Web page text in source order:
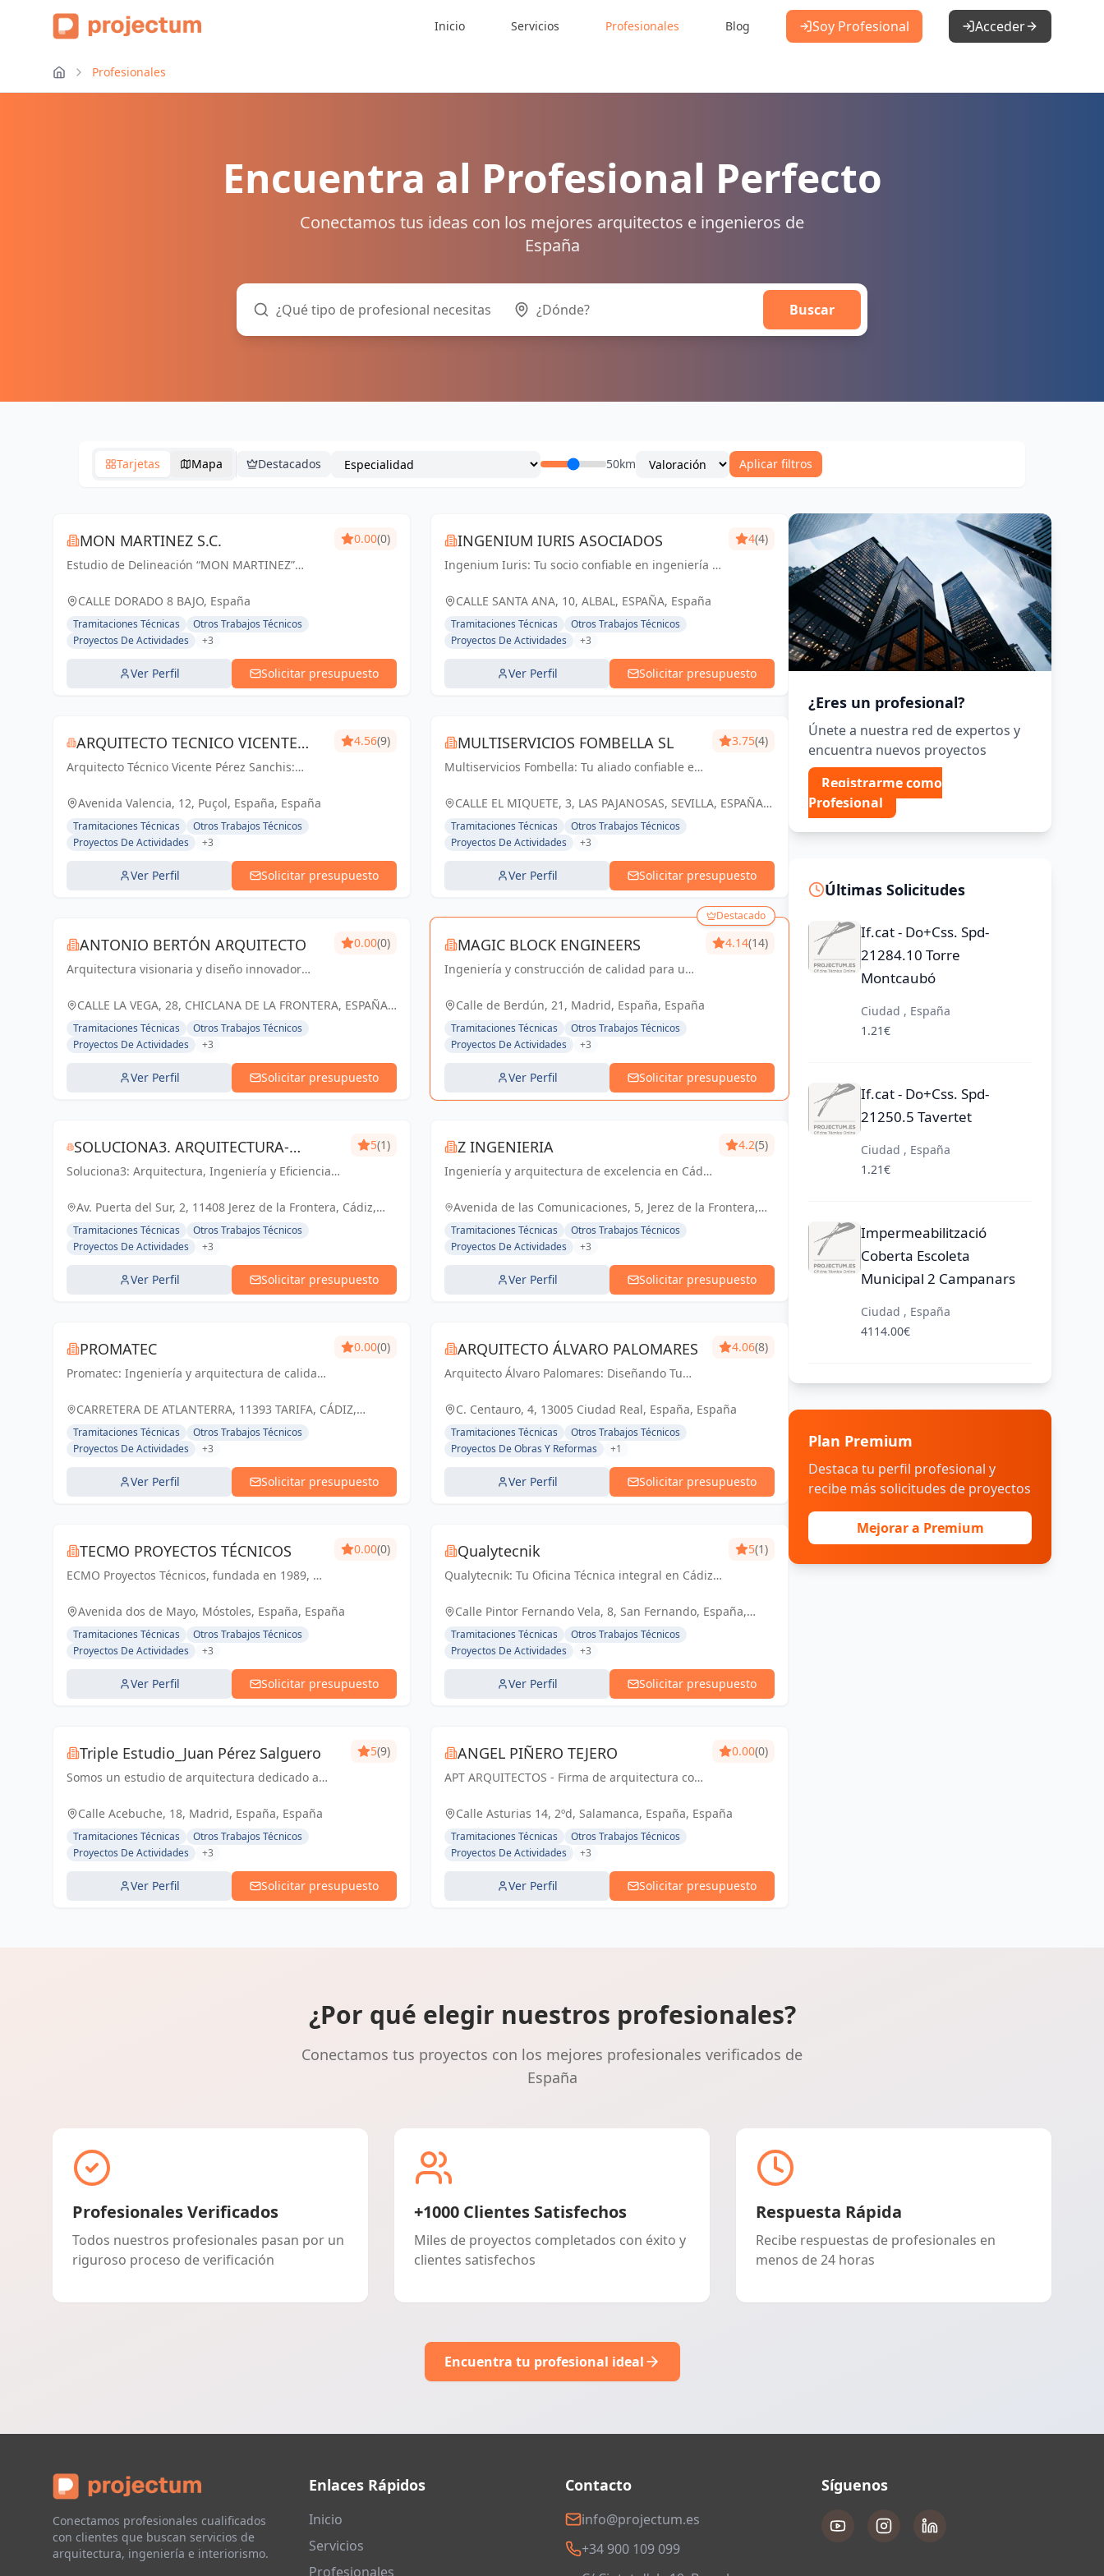
Inicio Servicios Profesionales Blog Soy Profesional Acceder
Profesionales
Encuentra al Profesional Perfecto
Conectamos tus ideas con los mejores arquitectos e ingenieros de
España
Buscar
Tarjetas Mapa Destacados 50km Aplicar filtros
MON MARTINEZ S.C.
Estudio de Delineación “MON MARTINEZ”
25 años de experiencia. Entendemos nuestro
trabajo, como parte importante de un trabajo...
0.00(0)
CALLE DORADO 8 BAJO, España
Tramitaciones Técnicas
Otros Trabajos Técnicos
Proyectos De Actividades
+3
Ver Perfil Solicitar presupuesto
INGENIUM IURIS ASOCIADOS
Ingenium Iuris: Tu socio confiable en ingeniería y
profesionales para proyectos exitosos.
4(4)
CALLE SANTA ANA, 10, ALBAL, ESPAÑA, España
Tramitaciones Técnicas
Otros Trabajos Técnicos
Proyectos De Actividades
+3
Ver Perfil Solicitar presupuesto
ARQUITECTO TECNICO VICENTE
PÉREZ SANCHIS
Arquitecto Técnico Vicente Pérez Sanchis:
ideas en realidad.
4.56(9)
Avenida Valencia, 12, Puçol, España, España
Tramitaciones Técnicas
Otros Trabajos Técnicos
Proyectos De Actividades
+3
Ver Perfil Solicitar presupuesto
MULTISERVICIOS FOMBELLA SL
Multiservicios Fombella: Tu aliado confiable en
sólidas para un futuro construido con
3.75(4)
CALLE EL MIQUETE, 3, LAS PAJANOSAS, SEVILLA, ESPAÑA,
España
Tramitaciones Técnicas
Otros Trabajos Técnicos
Proyectos De Actividades
+3
Ver Perfil Solicitar presupuesto
ANTONIO BERTÓN ARQUITECTO
Arquitectura visionaria y diseño innovador
Chiclana de la Frontera y Cádiz
0.00(0)
CALLE LA VEGA, 28, CHICLANA DE LA FRONTERA, ESPAÑA,
España
Tramitaciones Técnicas
Otros Trabajos Técnicos
Proyectos De Actividades
+3
Ver Perfil Solicitar presupuesto
Destacado
MAGIC BLOCK ENGINEERS
Ingeniería y construcción de calidad para un
Nueva.
4.14(14)
Calle de Berdún, 21, Madrid, España, España
Tramitaciones Técnicas
Otros Trabajos Técnicos
Proyectos De Actividades
+3
Ver Perfil Solicitar presupuesto
SOLUCIONA3. ARQUITECTURA-
INGENIERÍA-EFICIENCIA ENERGÉTICA
Soluciona3: Arquitectura, Ingeniería y Eficiencia
proyecto en Cádiz y Jerez de la Frontera.
5(1)
Av. Puerta del Sur, 2, 11408 Jerez de la Frontera, Cádiz,
España, España
Tramitaciones Técnicas
Otros Trabajos Técnicos
Proyectos De Actividades
+3
Ver Perfil Solicitar presupuesto
Z INGENIERIA
Ingeniería y arquitectura de excelencia en Cádiz
proyectos técnicos y licencias de apertura.
4.2(5)
Avenida de las Comunicaciones, 5, Jerez de la Frontera,
España, España
Tramitaciones Técnicas
Otros Trabajos Técnicos
Proyectos De Actividades
+3
Ver Perfil Solicitar presupuesto
PROMATEC
Promatec: Ingeniería y arquitectura de calidad,
0.00(0)
CARRETERA DE ATLANTERRA, 11393 TARIFA, CÁDIZ,
ESPAÑA, España
Tramitaciones Técnicas
Otros Trabajos Técnicos
Proyectos De Actividades
+3
Ver Perfil Solicitar presupuesto
ARQUITECTO ÁLVARO PALOMARES
Arquitecto Álvaro Palomares: Diseñando Tu
4.06(8)
C. Centauro, 4, 13005 Ciudad Real, España, España
Tramitaciones Técnicas
Otros Trabajos Técnicos
Proyectos De Obras Y Reformas
+1
Ver Perfil Solicitar presupuesto
TECMO PROYECTOS TÉCNICOS
ECMO Proyectos Técnicos, fundada en 1989, es
experiencia en la elaboración y tramitación de
proyectos de ingeniería, tanto industriales,...
0.00(0)
Avenida dos de Mayo, Móstoles, España, España
Tramitaciones Técnicas
Otros Trabajos Técnicos
Proyectos De Actividades
+3
Ver Perfil Solicitar presupuesto
Qualytecnik
Qualytecnik: Tu Oficina Técnica integral en Cádiz y
certificación energética y proyectos de
5(1)
Calle Pintor Fernando Vela, 8, San Fernando, España,
España
Tramitaciones Técnicas
Otros Trabajos Técnicos
Proyectos De Actividades
+3
Ver Perfil Solicitar presupuesto
Triple Estudio_Juan Pérez Salguero
Somos un estudio de arquitectura dedicado a
equipo propia para reformas integrales
5(9)
Calle Acebuche, 18, Madrid, España, España
Tramitaciones Técnicas
Otros Trabajos Técnicos
Proyectos De Actividades
+3
Ver Perfil Solicitar presupuesto
ANGEL PIÑERO TEJERO
APT ARQUITECTOS - Firma de arquitectura con
0.00(0)
Calle Asturias 14, 2ºd, Salamanca, España, España
Tramitaciones Técnicas
Otros Trabajos Técnicos
Proyectos De Actividades
+3
Ver Perfil Solicitar presupuesto
¿Eres un profesional?
Únete a nuestra red de expertos y
encuentra nuevos proyectos
Registrarme como
Profesional
Últimas Solicitudes
If.cat - Do+Css. Spd-
21284.10 Torre
Montcaubó
Ciudad , España
1.21€
If.cat - Do+Css. Spd-
21250.5 Tavertet
Ciudad , España
1.21€
Impermeabilització
Coberta Escoleta
Municipal 2 Campanars
Ciudad , España
4114.00€
Plan Premium
Destaca tu perfil profesional y
recibe más solicitudes de proyectos
Mejorar a Premium
¿Por qué elegir nuestros profesionales?
Conectamos tus proyectos con los mejores profesionales verificados de
España
Profesionales Verificados
Todos nuestros profesionales pasan por un
riguroso proceso de verificación
+1000 Clientes Satisfechos
Miles de proyectos completados con éxito y
clientes satisfechos
Respuesta Rápida
Recibe respuestas de profesionales en
menos de 24 horas
Encuentra tu profesional ideal
Conectamos profesionales cualificados
con clientes que buscan servicios de
arquitectura, ingeniería e interiorismo.
Enlaces Rápidos
Inicio
Servicios
Profesionales
Contacto
info@projectum.es
+34 900 109 099
Síguenos